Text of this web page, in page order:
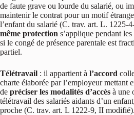
de faute grave ou lourde du salarié, ou
maintenir le contrat pour un motif
l’enfant du salarié (C. trav. art. L. 1225-
même protection s’applique pendant
si le congé de présence parentale est
partiel.
Télétravail : il appartient à l’accord
charte élaborée par l’employeur mettant
de préciser les modalités d’accès à une
télétravail des salariés aidants d’un
proche (C. trav. art. L 1222-9, II modifié).